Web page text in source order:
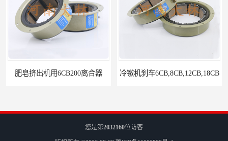
肥皂挤出机用6CB200离合器 冷镦机刹车6CB,8CB,12CB,18CB
您是第2032160位访客